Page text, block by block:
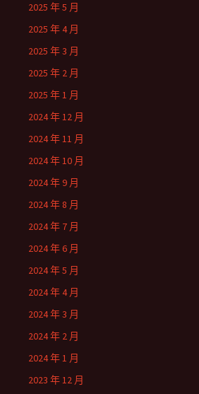
2025 年 5 月
2025 年 4 月
2025 年 3 月
2025 年 2 月
2025 年 1 月
2024 年 12 月
2024 年 11 月
2024 年 10 月
2024 年 9 月
2024 年 8 月
2024 年 7 月
2024 年 6 月
2024 年 5 月
2024 年 4 月
2024 年 3 月
2024 年 2 月
2024 年 1 月
2023 年 12 月